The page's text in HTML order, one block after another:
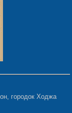
городок Ходжа